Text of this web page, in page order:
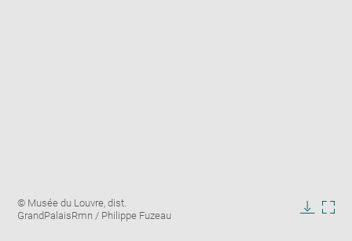
Image
caption:
© Musée du Louvre, dist.
GrandPalaisRmn / Philippe Fuzeau